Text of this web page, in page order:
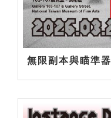
無限副本與瞄準器